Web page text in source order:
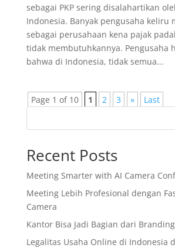
sebagai PKP sering disalahartikan
Indonesia. Banyak pengusaha keliru
sebagai perusahaan kena pajak
tidak membutuhkannya. Pengusaha
bahwa di Indonesia, tidak semua...
Page 1 of 10 1 2 3 »
Last
Recent Posts
Meeting Smarter with AI Camera
Meeting Lebih Profesional dengan
Camera
Kantor Bisa Jadi Bagian dari Branding
Legalitas Usaha Online di Indonesia